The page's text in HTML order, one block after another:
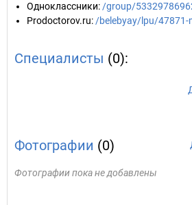
Одноклассники: /group/
Prodoctorov.ru: /belebyay/lpu/47871-
Специалисты (0):
Фотографии (0)
Фотографии пока не добавлены